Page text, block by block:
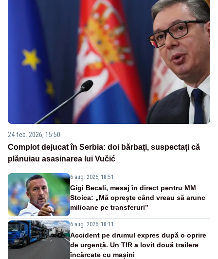
24 feb. 2026, 15:50
Complot dejucat în Serbia: doi bărbați, suspectați că
plănuiau asasinarea lui Vučić
6 aug. 2026, 18:51
Gigi Becali, mesaj în direct pentru MM
Stoica: „Mă oprește când vreau să arunc
milioane pe transferuri”
6 aug. 2026, 18:11
Accident pe drumul expres după o oprire
de urgență. Un TIR a lovit două trailere
încărcate cu mașini